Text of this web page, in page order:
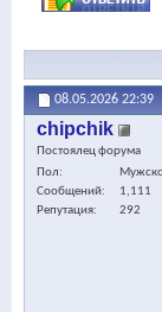
08.05.2026 22:39
chipchik
Постоялец форума
Пол
Сообщений
1,111
Репутация
292